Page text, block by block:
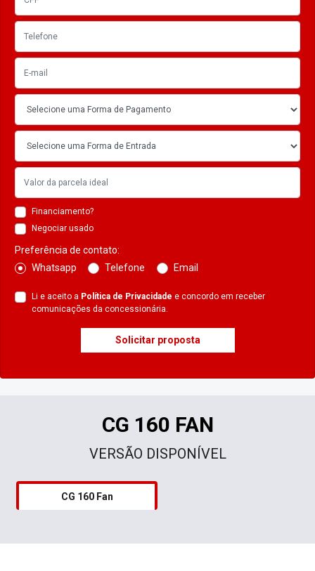
Financiamento?
Negociar usado
Preferência de contato:
Whatsapp
Telefone Email
Li e aceito a Política de Privacidade e concordo em receber
comunicações da concessionária.
Solicitar proposta
CG 160 FAN
VERSÃO DISPONÍVEL
CG 160 Fan